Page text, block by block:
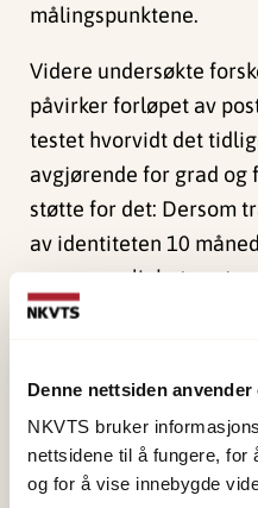
Denne nettsiden anvender
NKVTS bruker
nettsidene til å fungere,
og for å vise innebygde
målingspunktene.
Videre undersøkte
påvirker forløpet av
testet hvorvidt det
avgjørende for grad og
støtte for det: Dersom
av identiteten 10
er sannsynligheten
på posttraumatisk
Dette tyder på at
gang et forløp med
stress, som vedvarer